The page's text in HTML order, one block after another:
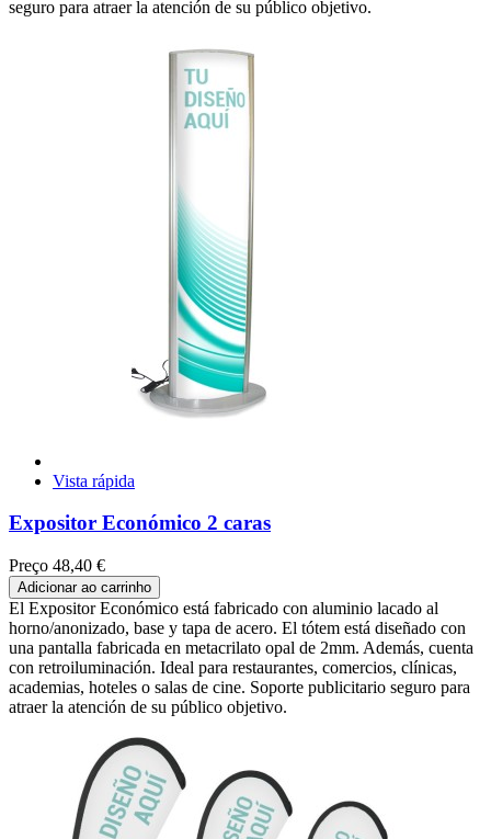
seguro para atraer la atención de su público objetivo.
Vista rápida
Expositor Económico 2 caras
Preço 48,40 €
Adicionar ao carrinho
El Expositor Económico está fabricado con aluminio lacado al
horno/anonizado, base y tapa de acero. El tótem está diseñado con
una pantalla fabricada en metacrilato opal de 2mm. Además, cuenta
con retroiluminación. Ideal para restaurantes, comercios, clínicas,
academias, hoteles o salas de cine. Soporte publicitario seguro para
atraer la atención de su público objetivo.